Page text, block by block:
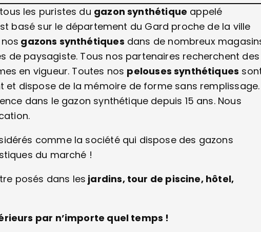
les puristes du gazon synthétique appelé
basé sur le département du Gard proche de la ville
gazons synthétiques dans de nombreux
de paysagiste. Tous nos partenaires recherchent des
en vigueur. Toutes nos pelouses synthétiques
dispose de la mémoire de forme sans remplissage.
dans le gazon synthétique depuis 15 ans. Nous
comme la société qui dispose des gazons
du marché !
posés dans les jardins, tour de piscine, hôtel,
par n’importe quel temps !